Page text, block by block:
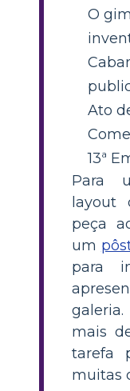
O
Ato
13ª
Para
layout
peça
um
para
mais
tarefa
muitas